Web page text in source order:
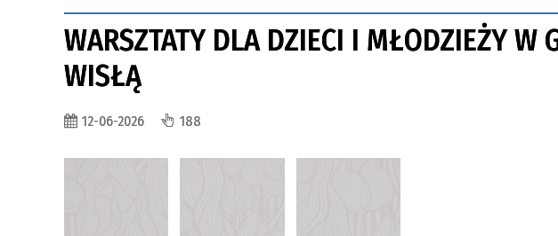
WARSZTATY DLA DZIECI I MŁODZIEŻY W
WISŁĄ
12-06-2026 188